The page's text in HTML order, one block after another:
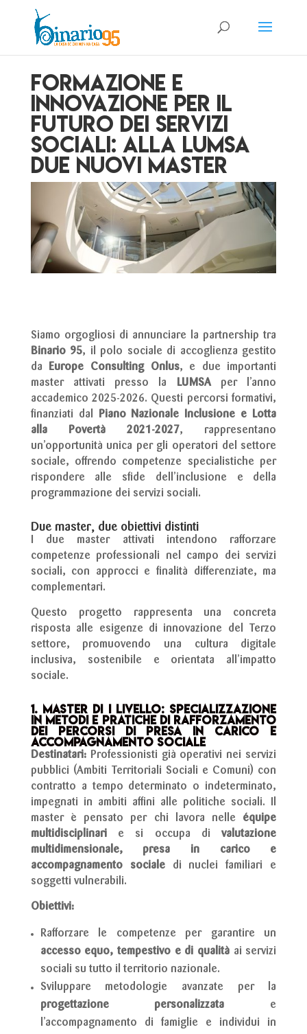
Formazione e
innovazione per il
futuro dei servizi
sociali: alla LUMSA
due nuovi master
Siamo orgogliosi di annunciare la partnership tra
Binario 95, il polo sociale di accoglienza gestito
da
Europe Consulting Onlus, e due importanti
master attivati presso la
LUMSA per l’anno
accademico 2025-2026. Questi percorsi formativi,
finanziati dal
Piano Nazionale Inclusione e Lotta
alla Povertà 2021-2027, rappresentano
un’opportunità unica per gli operatori del settore
sociale, offrendo competenze specialistiche per
rispondere alle sfide dell’inclusione e della
programmazione dei servizi sociali.
Due master, due obiettivi distinti
I due master attivati intendono rafforzare
competenze professionali nel campo dei servizi
sociali, con approcci e finalità differenziate, ma
complementari.
Questo progetto rappresenta una concreta
risposta alle esigenze di innovazione del
Terzo
settore, promuovendo una cultura digitale
inclusiva, sostenibile e orientata all’impatto
sociale.
1. Master di I livello: Specializzazione
in metodi e pratiche di rafforzamento
dei percorsi di presa in carico e
accompagnamento sociale
Destinatari:Professionisti già operativi nei servizi
pubblici (Ambiti Territoriali Sociali e Comuni) con
contratto a tempo determinato o indeterminato,
impegnati in ambiti affini alle politiche sociali. Il
master è pensato per chi lavora nelle équipe
multidisciplinarie si occupa divalutazione
multidimensionale, presa in carico e
accompagnamento socialedi nuclei familiari e
soggetti vulnerabili.
Obiettivi:
Rafforzare le competenze per garantire un
accesso equo, tempestivo e di qualitàai servizi
sociali su tutto il territorio nazionale.
Sviluppare metodologie avanzate per la
progettazione personalizzata e
l’accompagnamento di famiglie e individui in